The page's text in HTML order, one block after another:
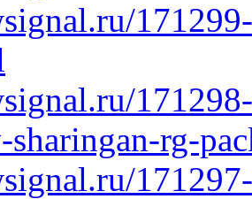
sharingan-rg-